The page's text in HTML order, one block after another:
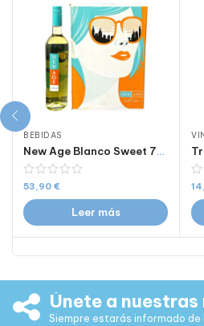
BEBIDAS
New Age Blanco Sweet 750 ml Caja de 6 Botellas
53,90 €
Leer más
Únete a
Siempre estarás informado de